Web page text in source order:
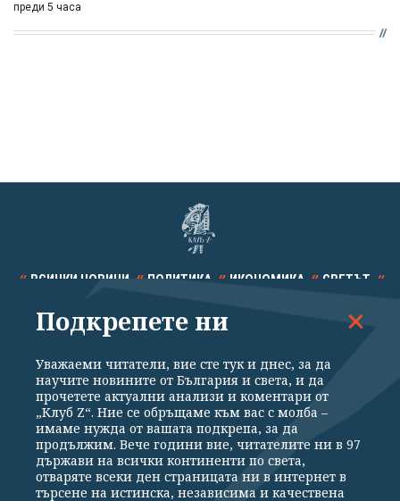
преди 5 часа
ВСИЧКИ НОВИНИ ПОЛИТИКА ИКОНОМИКА СВЕТЪТ
СПОРТ КУЛТУРА ТЕХНОЛОГИИ КАЛЕЙДОСКОП
Общи условия
Политика за поверителност
Реклама
Партньори Контакти
За Клуб Z
Подкрепете ни
Уважаеми читатели, вие сте тук и днес, за да
научите новините от България и света, и да
прочетете актуални анализи и коментари от
„Клуб Z“. Ние се обръщаме към вас с молба –
имаме нужда от вашата подкрепа, за да
продължим. Вече години вие, читателите ни в 97
държави на всички континенти по света,
отваряте всеки ден страницата ни в интернет в
търсене на истинска, независима и качествена